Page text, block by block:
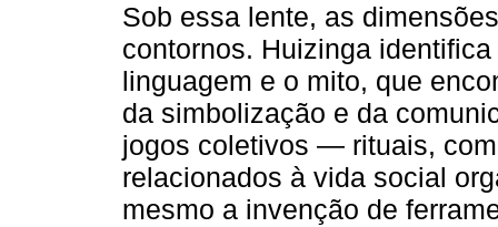
Sob essa lente, as
contornos. Huizinga
linguagem e o mito, que
da simbolização e da
jogos coletivos — rituais,
relacionados à vida social
mesmo a invenção de